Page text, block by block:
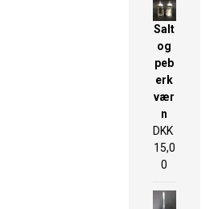
Salt
og
peb
erk
vær
n
DKK
15,0
0